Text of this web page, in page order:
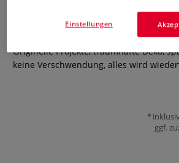
0 Bewertungen
Originelle Projekte, traumhafte Deko,
keine Verschwendung, alles wird
ggf.
Einstellungen